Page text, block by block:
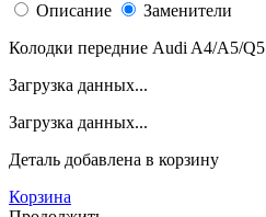
Описание
Заменители
Колодки передние Audi A4/A5/Q5
Загрузка данных...
Загрузка данных...
Деталь добавлена в корзину
Корзина